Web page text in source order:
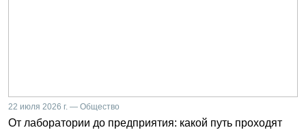
22 июля 2026 г. — Общество
От лаборатории до предприятия: какой путь проходят